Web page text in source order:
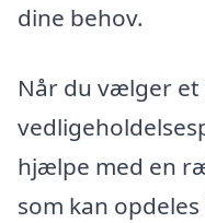
dine behov.
Når du vælger
hjælpe med en
som kan